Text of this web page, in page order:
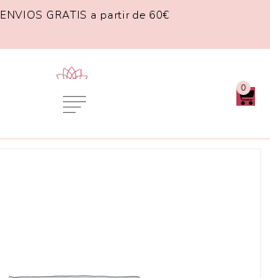
ENVIOS GRATIS a partir de 60€
0